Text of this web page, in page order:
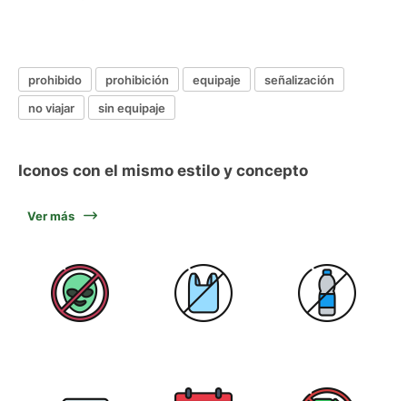
prohibido prohibición equipaje
señalización
no viajar
sin equipaje
Iconos con el mismo estilo y concepto
Ver más